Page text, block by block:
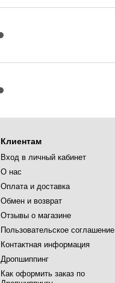
Клиентам
Вход в личный кабинет
О нас
Оплата и доставка
Обмен и возврат
Отзывы о магазине
Пользовательское соглашение
Контактная информация
Дропшиппинг
Как оформить заказ по